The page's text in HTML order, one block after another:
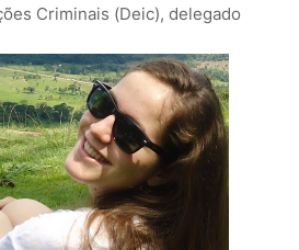
Criminais (Deic), delegado